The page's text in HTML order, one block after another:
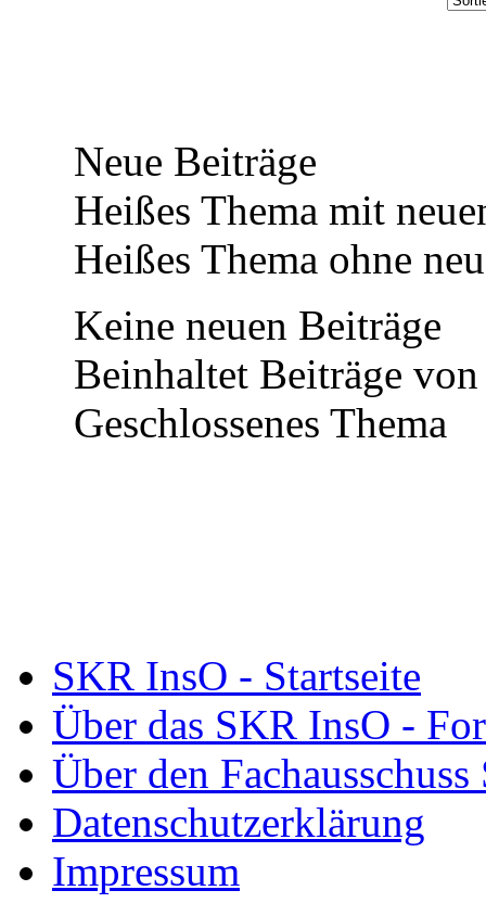
Neue Beiträge
Heißes Thema mit
Heißes Thema ohne
Keine neuen Beiträge
Beinhaltet Beiträge
Geschlossenes Thema
SKR InsO - Startseite
Über das SKR InsO -
Über den
Datenschutzerklärung
Impressum